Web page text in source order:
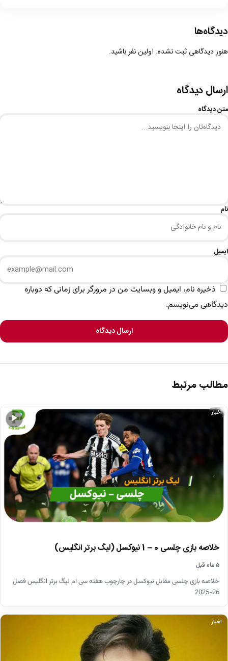
دیدگاه‌ها
هنوز دیدگاهی ثبت نشده. اولین نفر باشید.
ارسال دیدگاه
متن دیدگاه
نام
ایمیل
ذخیره نام، ایمیل و وبسایت من در مرورگر برای زمانی که دوباره
دیدگاهی می‌نویسم.
ارسال دیدگاه
مطالب مرتبط
▶
اخبار
خلاصه بازی چلسی 0 – 1 نیوکسل (لیگ برتر انگلیس)
۵ ماه قبل
خلاصه بازی چلسی مقابل نیوکسل در چارچوب هفته سی ام لیگ برتر انگلیس فصل
26-2025
اخبار